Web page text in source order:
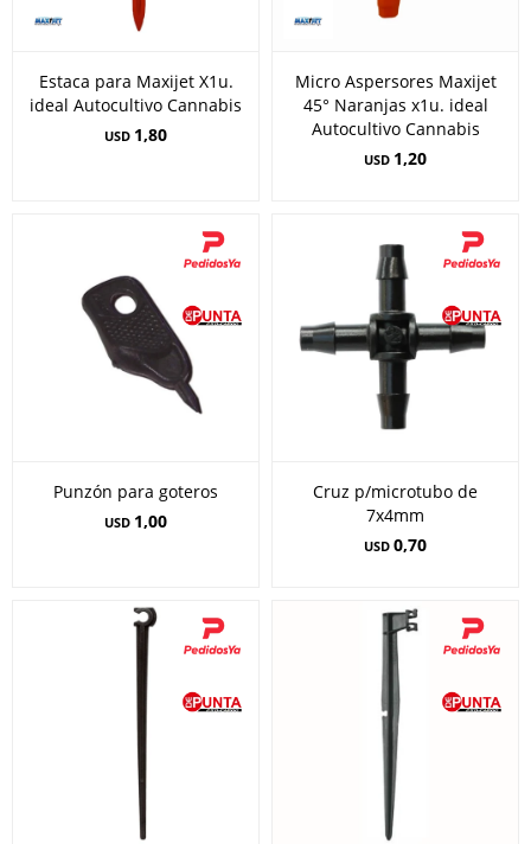
Estaca para Maxijet X1u.
ideal Autocultivo Cannabis
USD 1,80
Micro Aspersores Maxijet
45° Naranjas x1u. ideal
Autocultivo Cannabis
USD 1,20
Punzón para goteros
USD 1,00
Cruz p/microtubo de
7x4mm
USD 0,70